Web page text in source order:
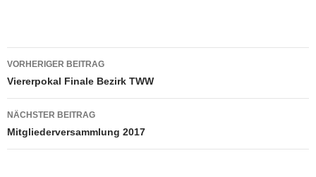
Beitragsnavigation
VORHERIGER BEITRAG
Viererpokal Finale Bezirk TWW
NÄCHSTER BEITRAG
Mitgliederversammlung 2017